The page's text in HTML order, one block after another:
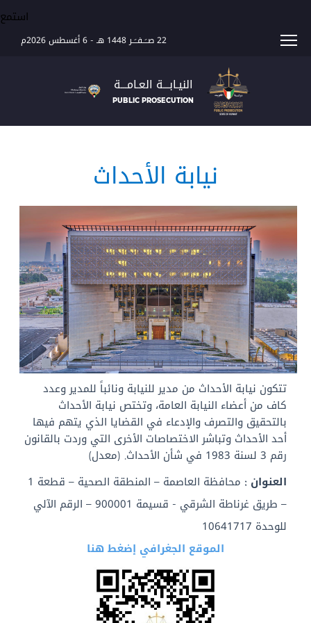
استمع
22 صــَــفــَــر 1448 هـ -6 أغسطس 2026م
عن النيابة العامة
إختصاصات النيابة العامة
سير الدعوى الجزائية
إحصائيات وأرقام
الخدمات الإلكترونية
روابط تهمك
وزارة العدل
المحكمة الدستورية
معهد الكويت للدراسات القضائي
تواصل معنا
النيـابـــة العـامـــة
PUBLIC PROSECUTION
نيابة الأحداث
​تتكون نيابة الأحداث من مدير للنيابة ونائباً للمدير وعدد
كاف من أعضاء النيابة العامة، وتختص نيابة الأحداث
بالتحقيق والتصرف والإدعاء في القضايا الذي يتهم فيها
أحد الأحداث وتباشر الاختصاصات الأخرى التي وردت بالقانون
رقم 3 لسنة 1983 في شأن الأحداث. (معدل)
​العنوان :
محافظة العاصمة – المنطقة الصحية – قطعة 1
– طريق غرناطة الشرقي - قسيمة 900001 – الرقم الآلي
للوحدة 10641717
الموقع الجغرافي إضغط هنا